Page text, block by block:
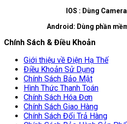
IOS : Dùng
Android: Dùng phần
Chính Sách & Điều Khoản
Giới thiệu về Điện Hạ Thế
Điều Khoản Sử Dụng
Chính Sách Bảo Mật
Hình Thức Thanh Toán
Chính Sách Hóa Đơn
Chính Sách Giao Hàng
Chính Sách Đổi Trả Hàng